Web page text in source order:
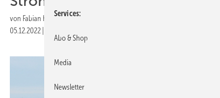
von Fabian Kauschke
05.12.2022
Services
Abo & Shop
Media
Newsletter